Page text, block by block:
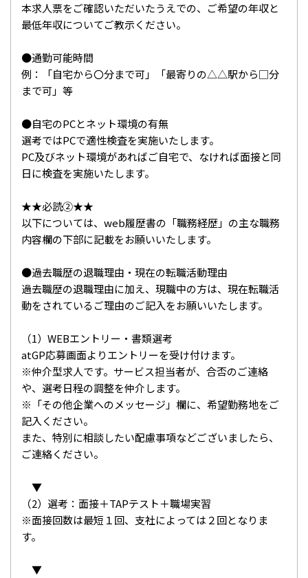
本求人票をご確認いただいたうえでの、ご希望の年収と
最低年収についてご教示ください。
●通勤可能時間
例：「自宅から〇分まで可」「最寄りの△△駅から□分
まで可」等
●自宅のPCとネット環境の有無
選考ではPCで適性検査を実施いたします。
PC及びネット環境があればご自宅で、なければ面接と同
日に検査を実施いたします。
★★必読②★★
以下については、web履歴書の「職務経歴」の主な職務
内容欄の下部に記載をお願いいたします。
●過去職歴の退職理由・現在の転職活動理由
過去職歴の退職理由に加え、現職中の方は、現在転職活
動をされているご理由のご記入をお願いいたします。
（1）WEBエントリー・書類選考
atGP応募画面よりエントリーを受け付けます。
※仲介型求人です。サービス担当者が、合否のご連絡
や、選考日程の調整を仲介します。
※「その他企業へのメッセージ」欄に、希望勤務地をご
記入ください。
また、特別に相談したい配慮事項などございましたら、
ご連絡ください。
▼
（2）選考：面接＋TAPテスト＋職場実習
※面接回数は最短１回、支社によっては２回となりま
す。
▼